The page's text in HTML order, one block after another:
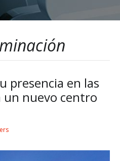
presencia en las
un nuevo centro